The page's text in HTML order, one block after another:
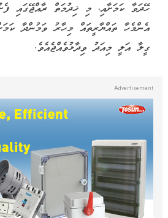
ހޭދަވާ ކަމަށާއި، މި ޚިދުމަތް ރާއްޖޭގައި
އެންމެހާ ތައްޔާރީތައް މިހާރު ވަމުންދާ
ގީލާ އަލީ މިއަދު ވިދާޅުވެއްޖެއެވެ.